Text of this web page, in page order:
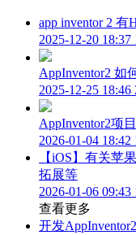
app inventor 2 有
2025-12-20 18:37
AppInventor2 如
2025-12-25 18:46
AppInventor2项
2026-01-04 18:42
【iOS】有关苹
拓展等
2026-01-06 09:43
查看更多
开发